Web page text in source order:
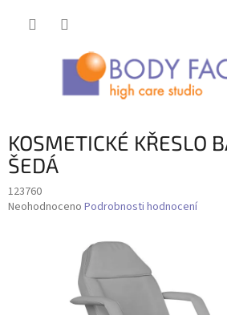
KOSMETICKÉ KŘESLO
ŠEDÁ
123760
Průměrné
Neohodnoceno Podrobnosti hodnocení